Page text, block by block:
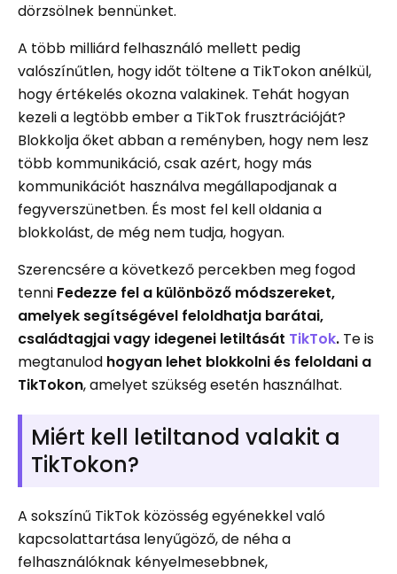
dörzsölnek bennünket.
A több milliárd felhasználó mellett pedig
valószínűtlen, hogy időt töltene a TikTokon anélkül,
hogy értékelés okozna valakinek. Tehát hogyan
kezeli a legtöbb ember a TikTok frusztrációját?
Blokkolja őket abban a reményben, hogy nem lesz
több kommunikáció, csak azért, hogy más
kommunikációt használva megállapodjanak a
fegyverszünetben. És most fel kell oldania a
blokkolást, de még nem tudja, hogyan.
Szerencsére a következő percekben meg fogod
tenni Fedezze fel a különböző módszereket,
amelyek segítségével feloldhatja barátai,
családtagjai vagy idegenei letiltását TikTok. Te is
megtanulod hogyan lehet blokkolni és feloldani a
TikTokon, amelyet szükség esetén használhat.
Miért kell letiltanod valakit a
TikTokon?
A sokszínű TikTok közösség egyénekkel való
kapcsolattartása lenyűgöző, de néha a
felhasználóknak kényelmesebbnek,